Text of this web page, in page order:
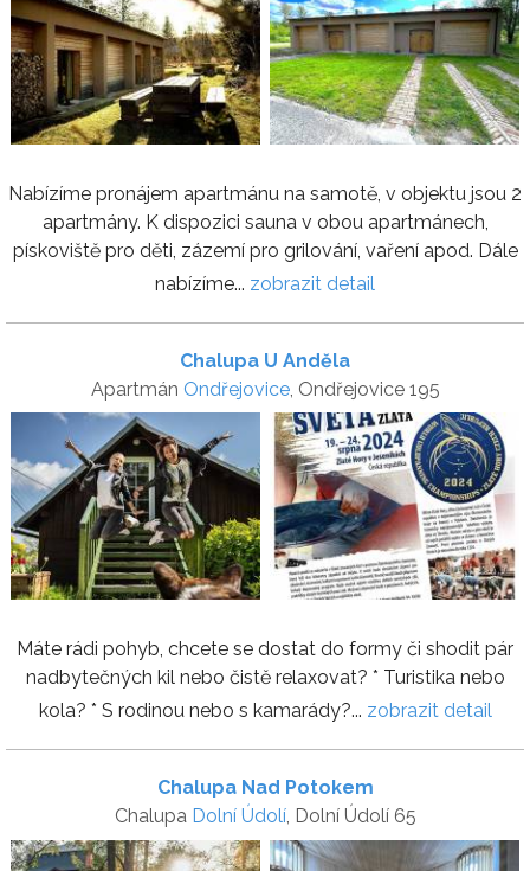
Nabízíme pronájem apartmánu na samotě, v objektu jsou 2
apartmány. K dispozici sauna v obou apartmánech,
pískoviště pro děti, zázemí pro grilování, vaření apod. Dále
nabízíme... zobrazit detail
Chalupa U Anděla
Apartmán Ondřejovice, Ondřejovice 195
Máte rádi pohyb, chcete se dostat do formy či shodit pár
nadbytečných kil nebo čistě relaxovat? * Turistika nebo
kola? * S rodinou nebo s kamarády?... zobrazit detail
Chalupa Nad Potokem
Chalupa Dolní Údolí, Dolní Údolí 65